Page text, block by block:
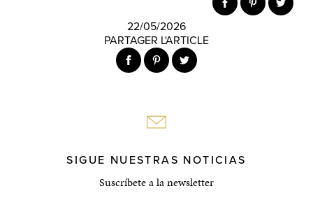
22/05/2026
PARTAGER L'ARTICLE
SIGUE NUESTRAS NOTICIAS
Suscríbete a la newsletter